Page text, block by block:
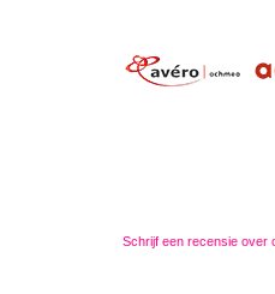
Schrijf een recensie over